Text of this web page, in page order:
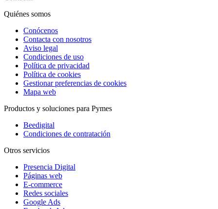
Quiénes somos
Conócenos
Contacta con nosotros
Aviso legal
Condiciones de uso
Política de privacidad
Política de cookies
Gestionar preferencias de cookies
Mapa web
Productos y soluciones para Pymes
Beedigital
Condiciones de contratación
Otros servicios
Presencia Digital
Páginas web
E-commerce
Redes sociales
Google Ads